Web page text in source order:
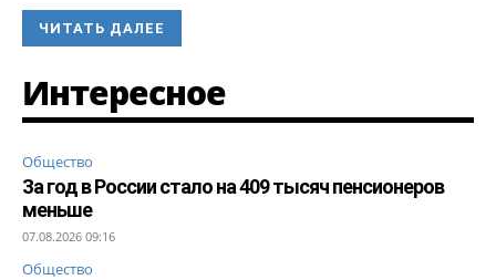
ЧИТАТЬ ДАЛЕЕ
Интересное
Общество
За год в России стало на 409 тысяч пенсионеров
меньше
07.08.2026 09:16
Общество